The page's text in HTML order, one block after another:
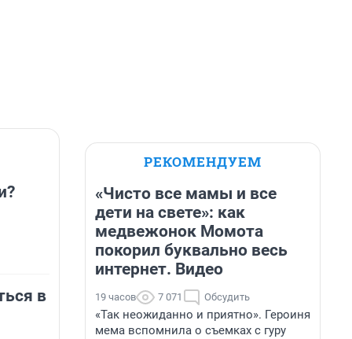
в
РЕКОМЕНДУЕМ
«Чисто все мамы и все
дети на свете»: как
медвежонок Момота
покорил буквально весь
интернет. Видео
19 часов 7 071 Обсудить
«Так неожиданно и приятно». Героиня
мема вспомнила о съемках с гуру